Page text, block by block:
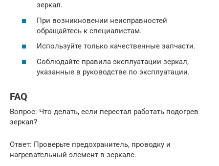
зеркал.
При возникновении неисправностей
обращайтесь к специалистам.
Используйте только качественные запчасти.
Соблюдайте правила эксплуатации зеркал,
указанные в руководстве по эксплуатации.
FAQ
Вопрос: Что делать, если перестал работать подогрев
зеркал?
Ответ: Проверьте предохранитель, проводку и
нагревательный элемент в зеркале.